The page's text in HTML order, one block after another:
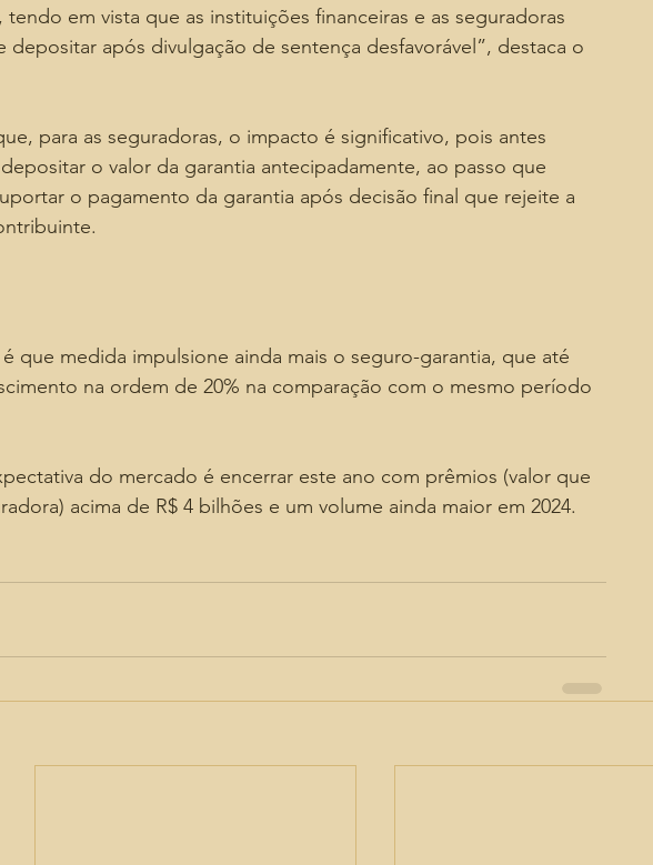
em vista que as instituições financeiras e as seguradoras
depositar após divulgação de sentença desfavorável”, destaca o
para as seguradoras, o impacto é significativo, pois antes
o valor da garantia antecipadamente, ao passo que
o pagamento da garantia após decisão final que rejeite a
que medida impulsione ainda mais o seguro-garantia, que até
na ordem de 20% na comparação com o mesmo período
do mercado é encerrar este ano com prêmios (valor que
acima de R$ 4 bilhões e um volume ainda maior em 2024.